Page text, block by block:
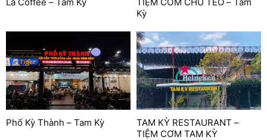
Kỳ
Phố Kỳ Thành – Tam Kỳ
TAM KỲ RESTAURANT –
TIỆM CƠM TAM KỲ